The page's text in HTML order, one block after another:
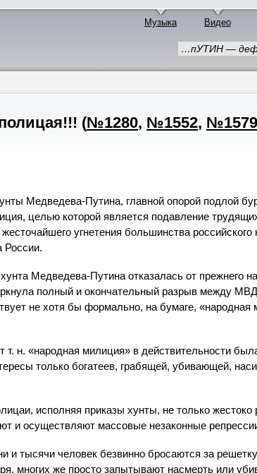
Музыка Видео
…пУТИН —
(№1280, №1552, №1579
Медведева-Путина, главной опорой подлой
целью которой является подавление
угнетения большинства российского
России.
Медведева-Путина отказалась от прежнего
полный и окончательный разрыв между
не хотя бы формально, на бумаге,
т. н. «народная милиция» в действительности
только богатеев, грабящей, убивающей,
исполняя приказы хунты, не только жестоко
и осуществляют массовые незаконные
и тысячи человек безвинно бросаются за
многих же просто запытывают насмерть или